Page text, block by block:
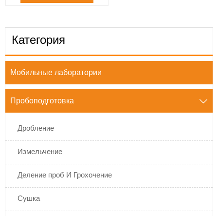
Категория
Мобильные лаборатории
Пробоподготовка 
Дробление
Измельчение
Деление проб И Грохочение
Сушка